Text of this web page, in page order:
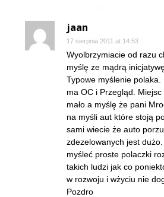
jaan
17 sierpnia 2011 at 14:53
Wyolbrzymiacie od razu
myślę ze mądrą
Typowe myślenie polaka.
ma OC i Przegląd.
mało a myślę że pani
na myśli aut które stoją
sami wiecie że auto
zdezelowanych jest
myśleć proste polaczki
takich ludzi jak co
w rozwoju i wżyciu nie
Pozdro